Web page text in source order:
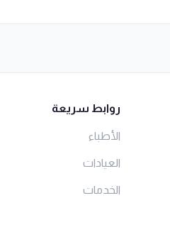
روابط سريعة
الأطباء
العيادات
الخدمات